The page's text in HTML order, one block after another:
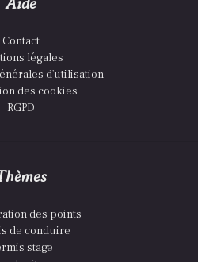
Contact
légales
d'utilisation
des cookies
RGPD
des points
de conduire
stage